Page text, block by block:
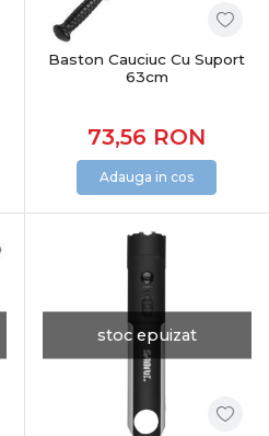
Baston Cauciuc Cu Suport
63cm
73,56 RON
Adauga in cos
stoc epuizat